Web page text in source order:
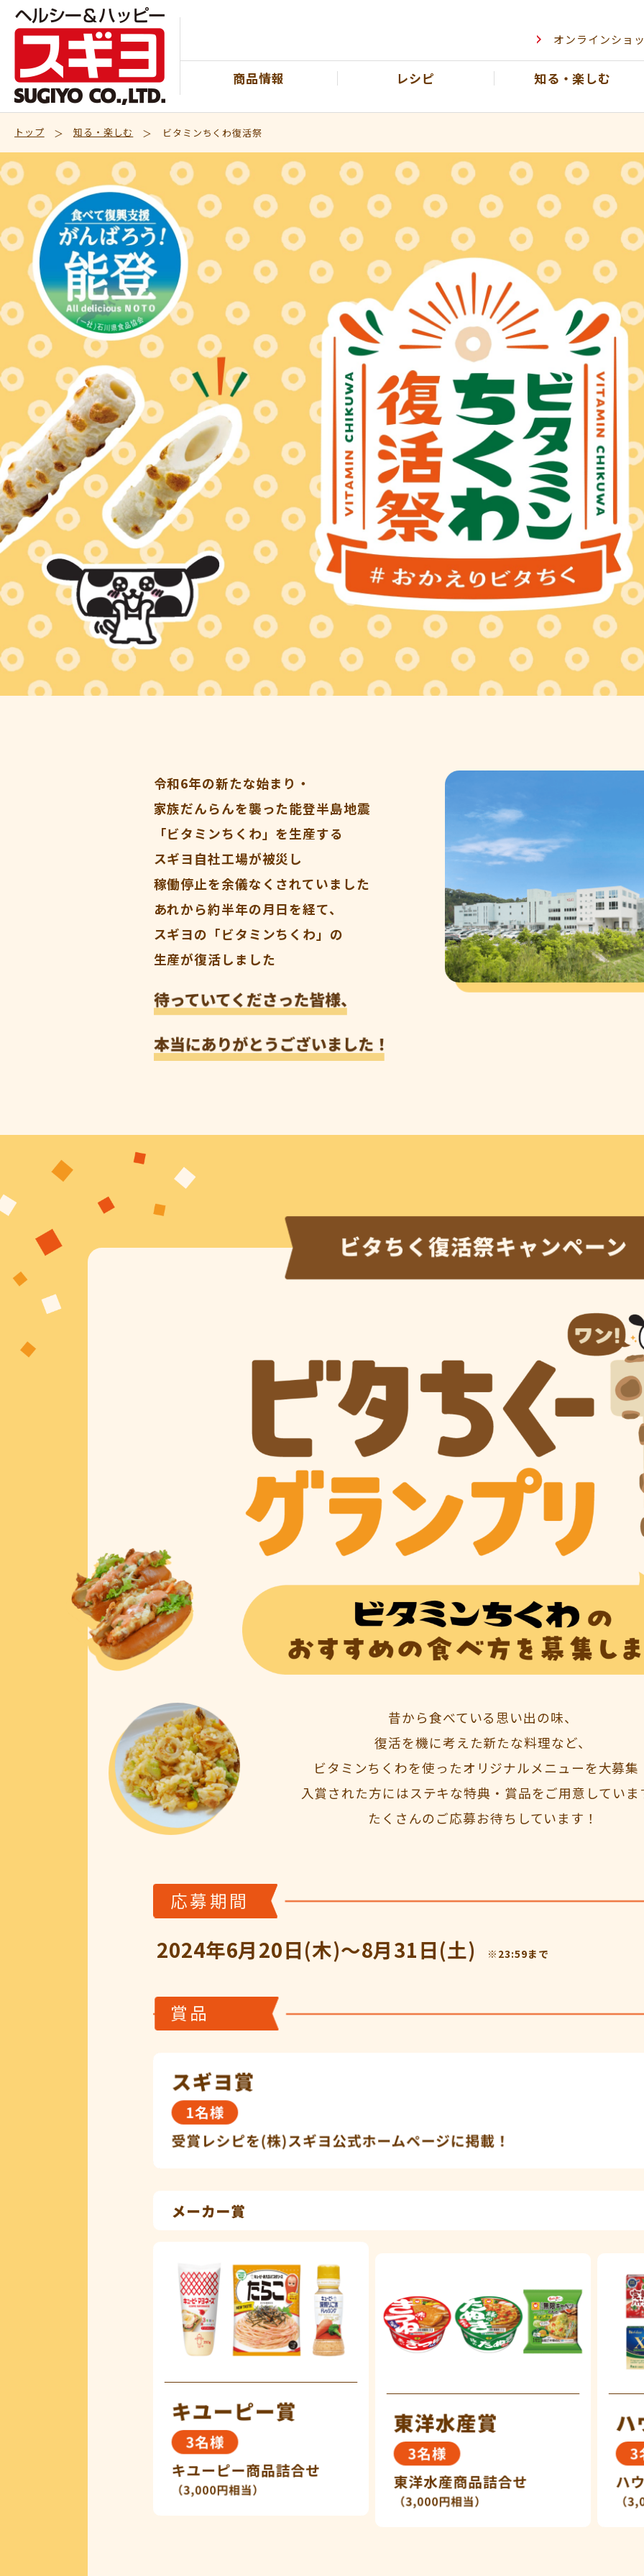
オンラインショ
商品情報 レシピ 知る・楽しむ
応募フォーム Instagram
トップ 知る・楽しむ ビタミンちくわ復活祭
令和6年の新たな始まり・
家族だんらんを襲った能登半島地震
「ビタミンちくわ」を生産する
スギヨ自社工場が被災し
稼働停止を余儀なくされていました
あれから約半年の月日を経て、
スギヨの「ビタミンちくわ」の
生産が復活しました
昔から食べている思い出の味、
復活を機に考えた新たな料理など、
ビタミンちくわを使ったオリジナルメニューを大募集
入賞された方にはステキな特典・賞品をご用意していま
たくさんのご応募お待ちしています！
応募期間
2024年6月20日(木)〜8月31日(土) ※23:59まで
賞品